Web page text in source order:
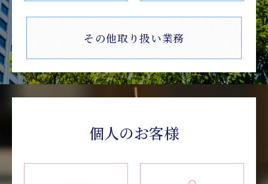
その他取り扱い業務
個人のお客様